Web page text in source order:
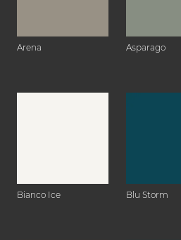
Arena Asparago
Bianco Ice Blu Storm